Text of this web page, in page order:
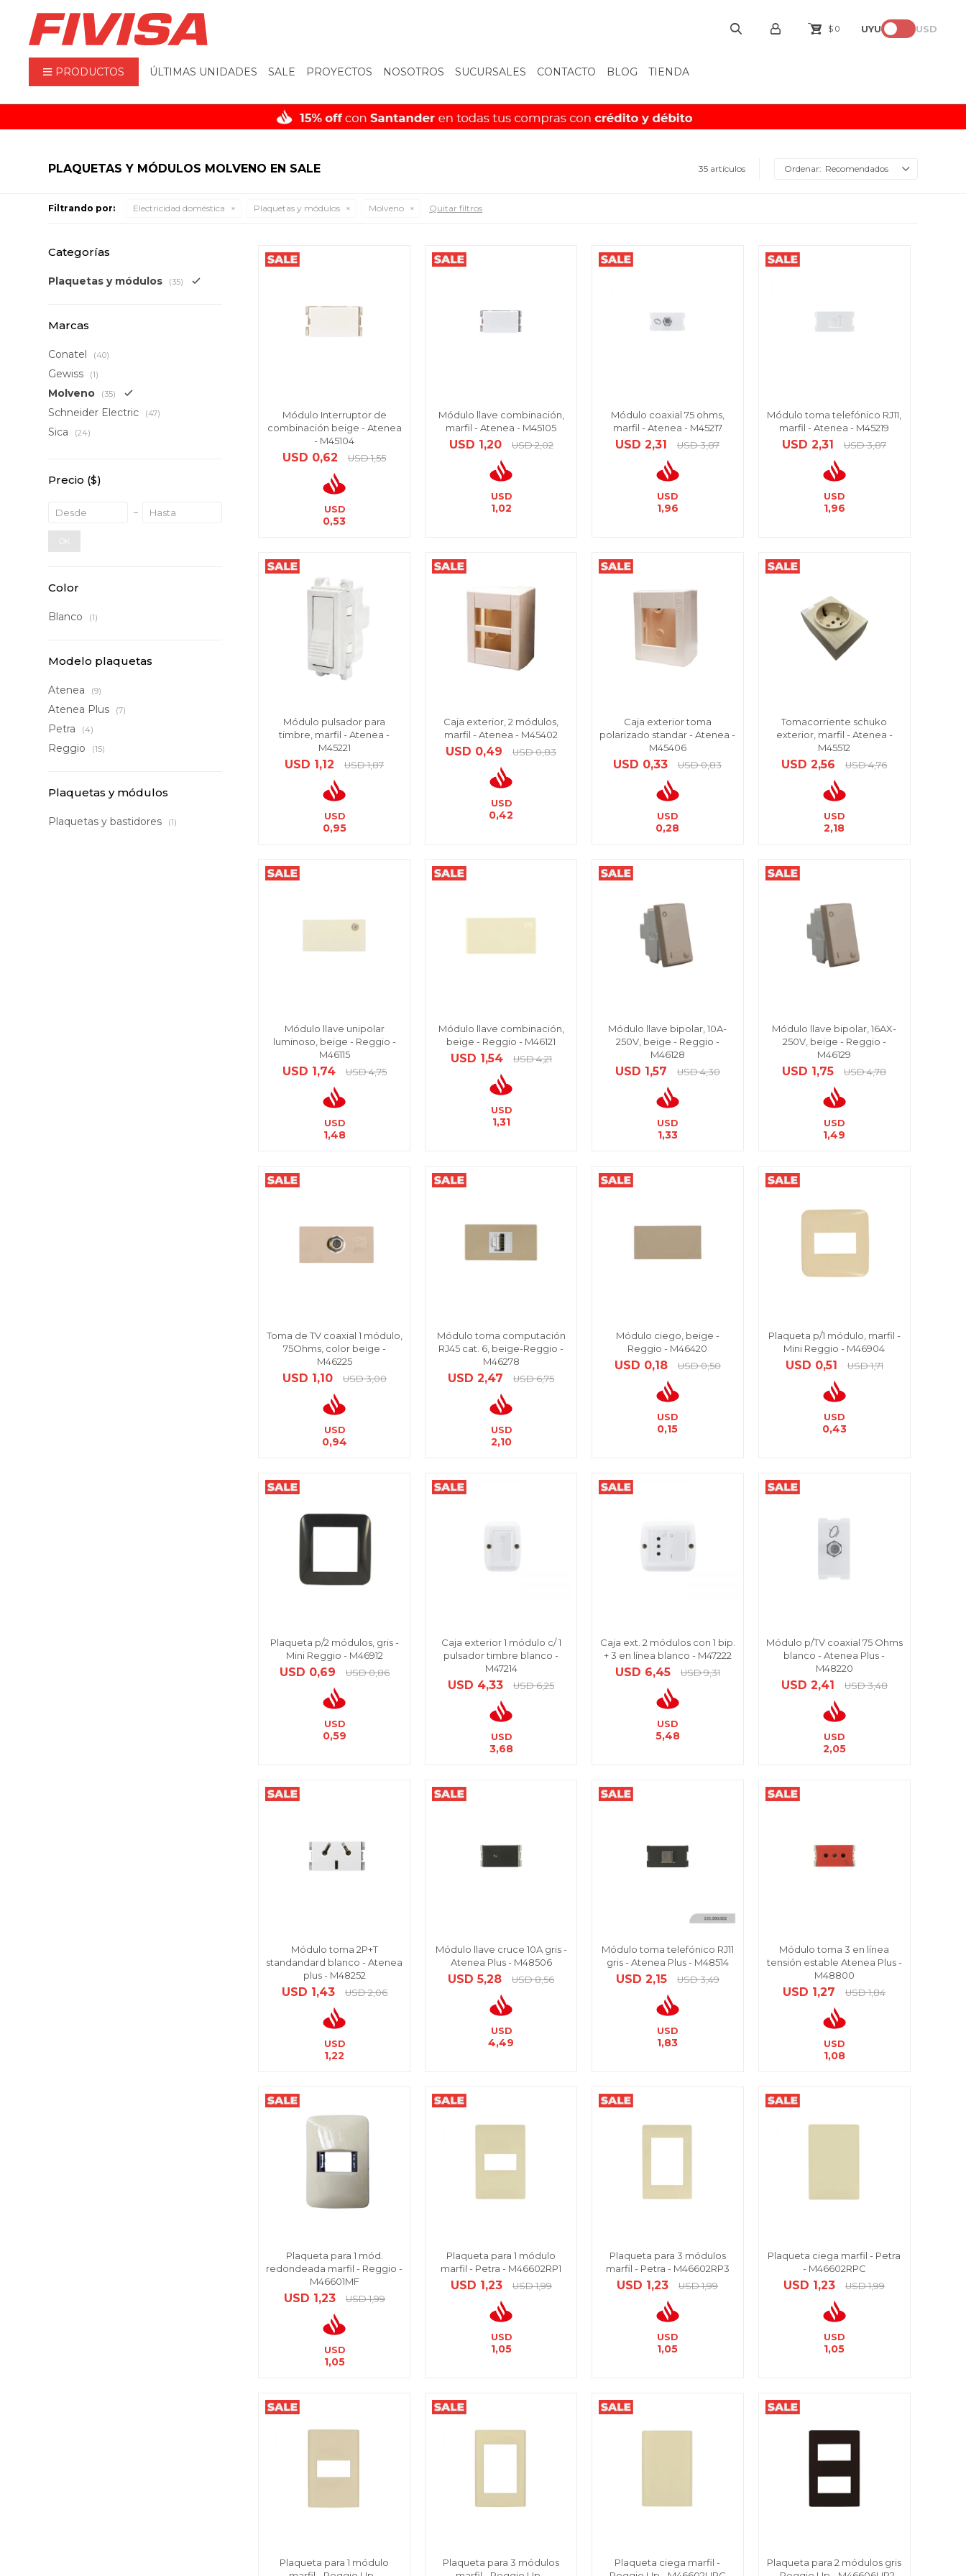
PRODUCTOS ÚLTIMAS UNIDADES SALE PROYECTOS NOSOTROS SUCURSALES CONTACTO BLOG TIENDA
$ 0 UYU USD
PLAQUETAS Y MÓDULOS MOLVENO EN SALE 35 artículos Recomendados
Filtrando por: Electricidad doméstica Plaquetas y módulos Molveno Quitar filtros
Módulo Interruptor de
combinación beige - Atenea
- M45104
USD 0,62 USD 1,55
USD
0,53
Módulo llave combinación,
marfil - Atenea - M45105
USD 1,20 USD 2,02
USD
1,02
Módulo coaxial 75 ohms,
marfil - Atenea - M45217
USD 2,31 USD 3,87
USD
1,96
Módulo toma telefónico RJ11,
marfil - Atenea - M45219
USD 2,31 USD 3,87
USD
1,96
Módulo pulsador para
timbre, marfil - Atenea -
M45221
USD 1,12 USD 1,87
USD
0,95
Caja exterior, 2 módulos,
marfil - Atenea - M45402
USD 0,49 USD 0,83
USD
0,42
Caja exterior toma
polarizado standar - Atenea -
M45406
USD 0,33 USD 0,83
USD
0,28
Tomacorriente schuko
exterior, marfil - Atenea -
M45512
USD 2,56 USD 4,76
USD
2,18
Módulo llave unipolar
luminoso, beige - Reggio -
M46115
USD 1,74 USD 4,75
USD
1,48
Módulo llave combinación,
beige - Reggio - M46121
USD 1,54 USD 4,21
USD
1,31
Módulo llave bipolar, 10A-
250V, beige - Reggio -
M46128
USD 1,57 USD 4,30
USD
1,33
Módulo llave bipolar, 16AX-
250V, beige - Reggio -
M46129
USD 1,75 USD 4,78
USD
1,49
Toma de TV coaxial 1 módulo,
75Ohms, color beige -
M46225
USD 1,10 USD 3,00
USD
0,94
Módulo toma computación
RJ45 cat. 6, beige-Reggio -
M46278
USD 2,47 USD 6,75
USD
2,10
Módulo ciego, beige -
Reggio - M46420
USD 0,18 USD 0,50
USD
0,15
Plaqueta p/1 módulo, marfil -
Mini Reggio - M46904
USD 0,51 USD 1,71
USD
0,43
Plaqueta p/2 módulos, gris -
Mini Reggio - M46912
USD 0,69 USD 0,86
USD
0,59
Caja exterior 1 módulo c/ 1
pulsador timbre blanco -
M47214
USD 4,33 USD 6,25
USD
3,68
Caja ext. 2 módulos con 1 bip.
+ 3 en línea blanco - M47222
USD 6,45 USD 9,31
USD
5,48
Módulo p/TV coaxial 75 Ohms
blanco - Atenea Plus -
M48220
USD 2,41 USD 3,48
USD
2,05
Módulo toma 2P+T
standandard blanco - Atenea
plus - M48252
USD 1,43 USD 2,06
USD
1,22
Módulo llave cruce 10A gris -
Atenea Plus - M48506
USD 5,28 USD 8,56
USD
4,49
Módulo toma telefónico RJ11
gris - Atenea Plus - M48514
USD 2,15 USD 3,49
USD
1,83
Módulo toma 3 en línea
tensión estable Atenea Plus -
M48800
USD 1,27 USD 1,84
USD
1,08
Plaqueta para 1 mód.
redondeada marfil - Reggio -
M46601MF
USD 1,23 USD 1,99
USD
1,05
Plaqueta para 1 módulo
marfil - Petra - M46602RP1
USD 1,23 USD 1,99
USD
1,05
Plaqueta para 3 módulos
marfil - Petra - M46602RP3
USD 1,23 USD 1,99
USD
1,05
Plaqueta ciega marfil - Petra
- M46602RPC
USD 1,23 USD 1,99
USD
1,05
Plaqueta para 1 módulo
Plaqueta para 3 módulos
Plaqueta ciega marfil -
Plaqueta para 2 módulos gris
Categorías
Plaquetas y módulos (35)
Marcas
Conatel (40)
Gewiss (1)
Molveno (35)
Schneider Electric (47)
Sica (24)
Precio ($)
OK
Color
Blanco (1)
Modelo plaquetas
Atenea (9)
Atenea Plus (7)
Petra (4)
Reggio (15)
Plaquetas y módulos
Plaquetas y bastidores (1)